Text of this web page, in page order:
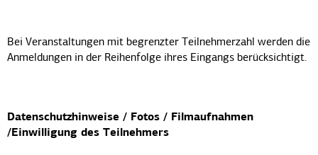
Bei Veranstaltungen mit begrenzter Teilnehmerzahl werden die
Anmeldungen in der Reihenfolge ihres Eingangs berücksichtigt.
Datenschutzhinweise / Fotos / Filmaufnahmen
/Einwilligung des Teilnehmers